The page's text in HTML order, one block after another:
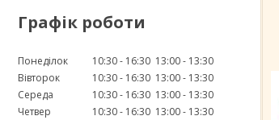
Графік роботи
Понеділок 10:30 16:30 13:00
13:30
Вівторок
10:30 16:30 13:00
13:30
Середа
10:30 16:30 13:00
13:30
Четвер
10:30 16:30 13:00
13:30